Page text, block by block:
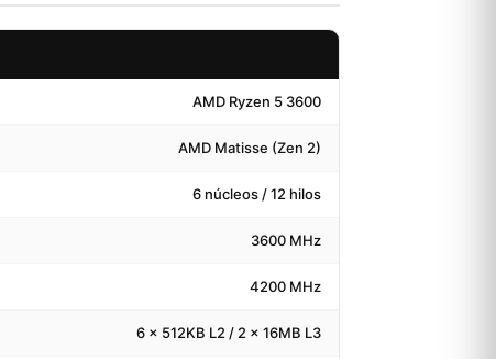
AMD Ryzen 5 3600
AMD Matisse (Zen 2)
6 núcleos / 12 hilos
3600 MHz
4200 MHz
6 x 512KB L2 / 2 x 16MB L3